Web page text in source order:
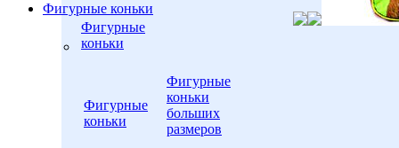
Фигурные коньки
Фигурные
коньки
Фигурные
коньки
Фигурные
коньки
больших
размеров